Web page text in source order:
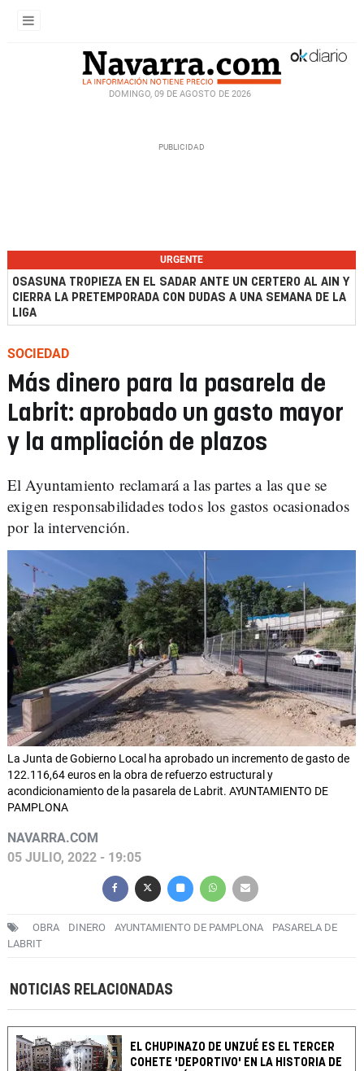
DOMINGO, 09 DE AGOSTO DE 2026
URGENTE
OSASUNA TROPIEZA EN EL SADAR ANTE UN CERTERO AL AIN Y
CIERRA LA PRETEMPORADA CON DUDAS A UNA SEMANA DE LA
LIGA
SOCIEDAD
Más dinero para la pasarela de
Labrit: aprobado un gasto mayor
y la ampliación de plazos
El Ayuntamiento reclamará a las partes a las que se
exigen responsabilidades todos los gastos ocasionados
por la intervención.
La Junta de Gobierno Local ha aprobado un incremento de gasto de
122.116,64 euros en la obra de refuerzo estructural y
acondicionamiento de la pasarela de Labrit. AYUNTAMIENTO DE
PAMPLONA
NAVARRA.COM
05 JULIO, 2022 - 19:05
OBRA DINERO AYUNTAMIENTO DE PAMPLONA
PASARELA DE
LABRIT
NOTICIAS RELACIONADAS
EL CHUPINAZO DE UNZUÉ ES EL TERCER
COHETE 'DEPORTIVO' EN LA HISTORIA DE